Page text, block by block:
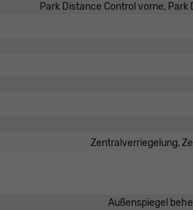
Park Distance Control vorne,
Zentralverriegelung,
Außenspiegel